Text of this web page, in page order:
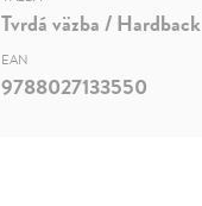
Tvrdá väzba / Hardback
EAN
9788027133550